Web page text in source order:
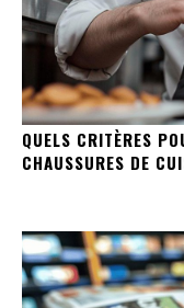
QUELS CRITÈRES
CHAUSSURES DE